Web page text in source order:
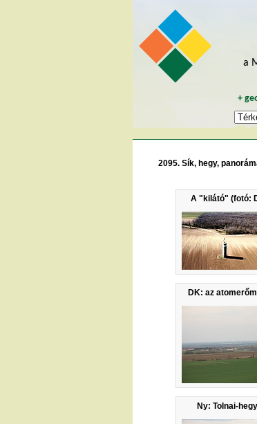
a
+
2095. Sík, hegy,
A "kilátó" (fotó:
DK: az
Ny: Tolnai-